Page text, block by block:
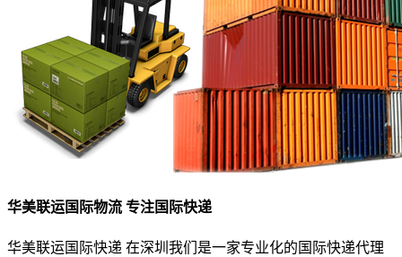
华美联运国际物流 专注国际快递
华美联运国际快递 在深圳我们是一家专业化的国际快递代理